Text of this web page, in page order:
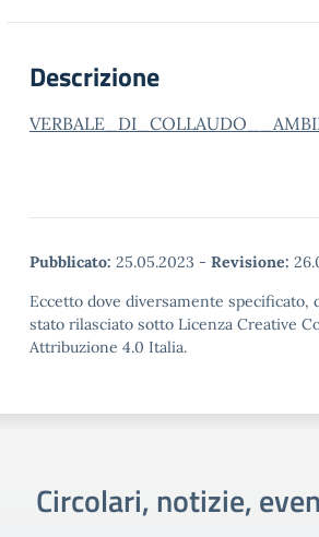
Descrizione
Pubblicato: 25.05.2023 - Revisione:
Eccetto dove diversamente specificato,
stato rilasciato sotto Licenza Creative
Attribuzione 4.0 Italia.
Circolari, notizie,